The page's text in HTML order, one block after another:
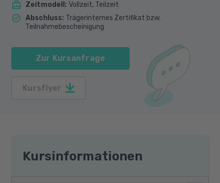
Zeitmodell : Vollzeit, Teilzeit
Abschluss: Trägerinternes Zertifikat bzw.
Teilnahmebescheinigung
Zur Kursanfrage
Kursflyer
Kursinformationen